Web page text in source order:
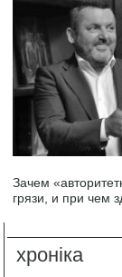
Зачем
грязи, и при чем
хроніка